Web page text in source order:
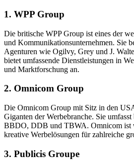
1. WPP Group
Die britische WPP Group ist eines der
und Kommunikationsunternehmen. Sie
Agenturen wie Ogilvy, Grey und J.
bietet umfassende Dienstleistungen in
und Marktforschung an.
2. Omnicom Group
Die Omnicom Group mit Sitz in den
Giganten der Werbebranche. Sie
BBDO, DDB und TBWA. Omnicom ist
kreative Werbelösungen für zahlreiche
3. Publicis Groupe